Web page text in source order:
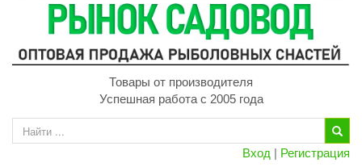
Товары от производителя
Успешная работа с 2005 года
Вход | Регистрация